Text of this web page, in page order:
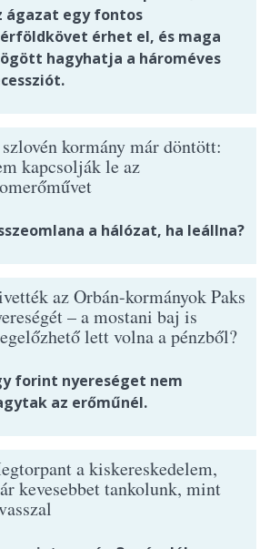
ágazat egy fontos
érhet el, és maga
hagyhatja a hároméves
kormány már döntött:
kapcsolják le az
a hálózat, ha leállna?
az Orbán-kormányok Paks
– a mostani baj is
lett volna a pénzből?
forint nyereséget nem
az erőműnél.
a kiskereskedelem,
kevesebbet tankolunk, mint